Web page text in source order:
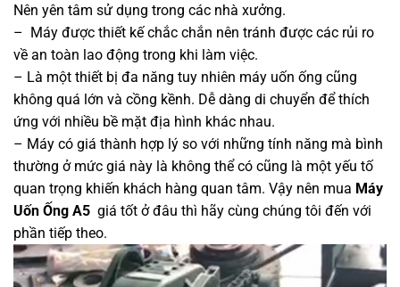
Nên yên tâm sử dụng trong các nhà xưởng.
– Máy được thiết kế chắc chắn nên tránh được các rủi ro
về an toàn lao động trong khi làm việc.
– Là một thiết bị đa năng tuy nhiên máy uốn ống cũng
không quá lớn và cồng kềnh. Dễ dàng di chuyển để thích
ứng với nhiều bề mặt địa hình khác nhau.
– Máy có giá thành hợp lý so với những tính năng mà bình
thường ở mức giá này là không thể có cũng là một yếu tố
quan trọng khiến khách hàng quan tâm. Vậy nên mua Máy
Uốn Ống A5 giá tốt ở đâu thì hãy cùng chúng tôi đến với
phần tiếp theo.